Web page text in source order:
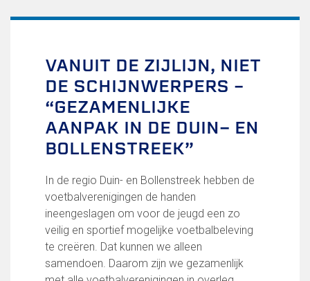
Fysiotherapie voor leden
Kledingplan
Merchandise
Contributie
Gevonden voorwerpen
Verenigingsdocumenten
Teams
FC Lisse 1
FC Lisse 2
Toegangs- en seizoenskaarten
Heren- en jongensvoetbal
Vrouwen 1
VANUIT DE ZIJLIJN, NIET
DE SCHIJNWERPERS –
“GEZAMENLIJKE
AANPAK IN DE DUIN- EN
BOLLENSTREEK”
In de regio Duin- en Bollenstreek hebben de
voetbalverenigingen de handen
ineengeslagen om voor de jeugd een zo
veilig en sportief mogelijke voetbalbeleving
te creëren. Dat kunnen we alleen
samendoen. Daarom zijn we gezamenlijk